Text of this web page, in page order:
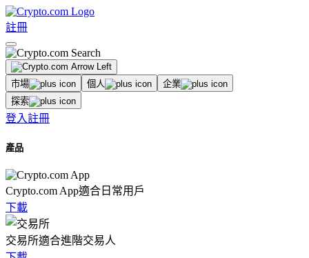
註冊
市場 個人
企業
探索
登入註冊
產品
Crypto.com App適合日常用戶
下載
交易所適合進階交易人